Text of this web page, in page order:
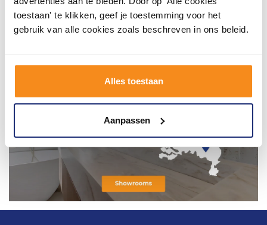
toestaan' te klikken, geef je toestemming voor het
gebruik van alle cookies zoals beschreven in ons beleid.
Alles toestaan
Aanpassen